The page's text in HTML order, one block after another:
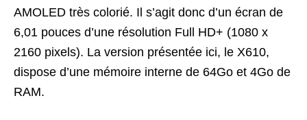
AMOLED très colorié. Il s’agit donc d’un écran de
6,01 pouces d’une résolution Full HD+ (1080 x
2160 pixels). La version présentée ici, le X610,
dispose d’une mémoire interne de 64Go et 4Go de
RAM.